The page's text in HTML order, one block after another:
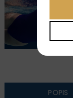
POPIS